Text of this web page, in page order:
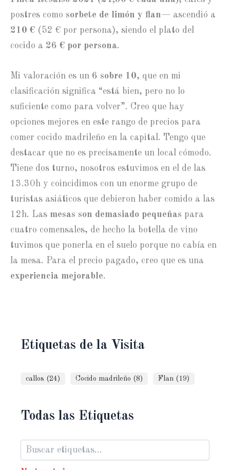
postres como sorbete de limón y flan— ascendió a
210 € (52 € por persona), siendo el plato del
cocido a 26 € por persona.
Mi valoración es un 6 sobre 10, que en mi
clasificación significa “está bien, pero no lo
suficiente como para volver”. Creo que hay
opciones mejores en este rango de precios para
comer cocido madrileño en la capital. Tengo que
destacar que no es precisamente un local cómodo.
Tiene dos turno, nosotros estuvimos en el de las
13.30h y coincidimos con un enorme grupo de
turistas asiáticos que debieron haber comido a las
12h. Las mesas son demasiado pequeñas para
cuatro comensales, de hecho la botella de vino
tuvimos que ponerla en el suelo porque no cabía en
la mesa. Para el precio pagado, creo que es una
experiencia mejorable.
Etiquetas de la Visita
callos (24) Cocido madrileño (8) Flan (19)
Todas las Etiquetas